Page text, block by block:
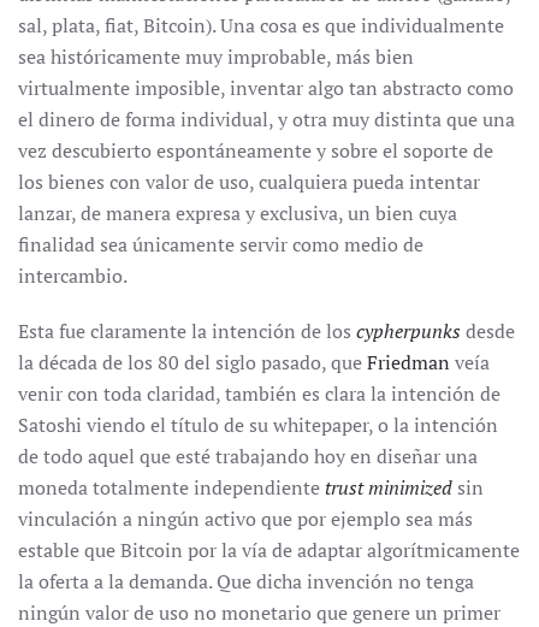
sal, plata, fiat, Bitcoin). Una cosa es que individualmente
sea históricamente muy improbable, más bien
virtualmente imposible, inventar algo tan abstracto como
el dinero de forma individual, y otra muy distinta que una
vez descubierto espontáneamente y sobre el soporte de
los bienes con valor de uso, cualquiera pueda intentar
lanzar, de manera expresa y exclusiva, un bien cuya
finalidad sea únicamente servir como medio de
intercambio.
Esta fue claramente la intención de los cypherpunks desde
la década de los 80 del siglo pasado, queFriedman veía
venir con toda claridad, también es clara la intención de
Satoshi viendo el título de su whitepaper, o la intención
de todo aquel que esté trabajando hoy en diseñar una
moneda totalmente independiente trust minimized sin
vinculación a ningún activo que por ejemplo sea más
estable que Bitcoin por la vía de adaptar algorítmicamente
la oferta a la demanda. Que dicha invención no tenga
ningún valor de uso no monetario que genere un primer